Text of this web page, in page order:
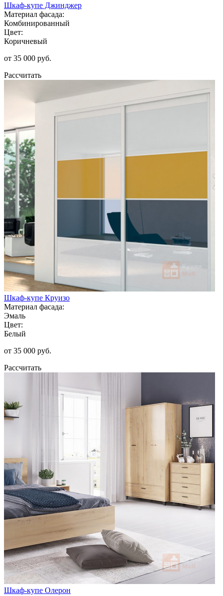
Шкаф-купе Джинджер
Материал фасада:
Комбинированный
Цвет:
Коричневый
от 35 000 руб.
Рассчитать
Шкаф-купе Круизо
Материал фасада:
Эмаль
Цвет:
Белый
от 35 000 руб.
Рассчитать
Шкаф-купе Олерон